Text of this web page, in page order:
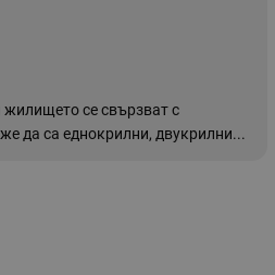
се свързват с
да са еднокрилни, двукрилни...